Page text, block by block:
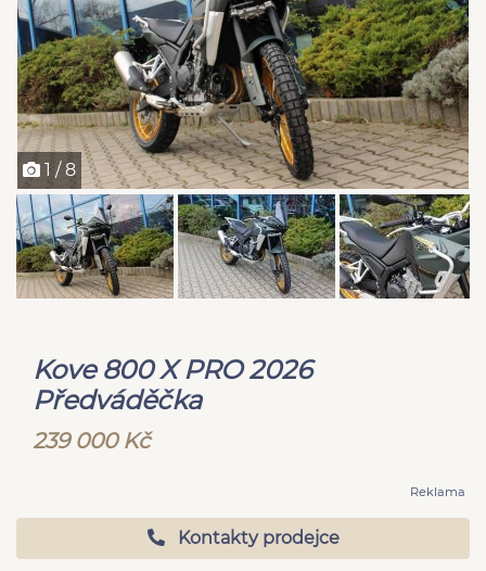
1 / 8
Kove 800 X PRO 2026
Předváděčka
239 000 Kč
Reklama
Kontakty prodejce